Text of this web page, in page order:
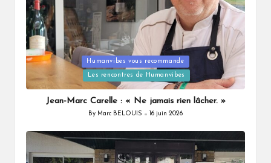
Posted
Humanvibes vous recommande
Les rencontres de Humanvibes
Jean-Marc Carelle : « Ne jamais rien lâcher. »
Posted
By Marc BELOUIS 16 juin 2026